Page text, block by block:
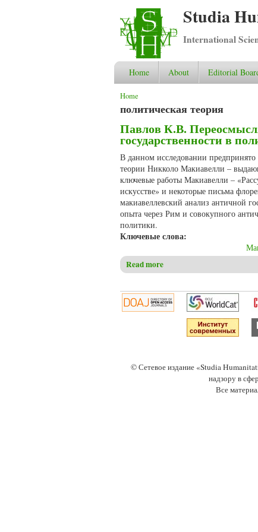
Studia
International
Home About Editorial
You are here
Home
политическая теория
Павлов К.В.
государственности в
В данном исследовании предпринято
теории Никколо Макиавелли –
ключевые работы Макиавелли –
искусстве» и некоторые письма
макиавеллевский анализ античной
опыта через Рим и совокупного
политики.
Ключевые слова:
Read more
© Сетевое издание «Studia
надзору в
Все